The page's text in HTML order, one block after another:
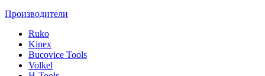
Производители
Ruko
Kinex
Bucovice Tools
Volkel